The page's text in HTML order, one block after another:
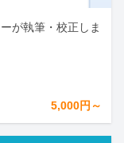
が執筆・校正しま
5,000円～